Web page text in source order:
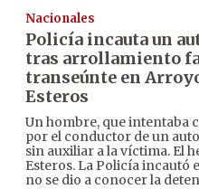
Nacionales
Policía incauta un
tras arrollamiento
transeúnte en
Esteros
Un hombre, que intentaba
por el conductor de un
sin auxiliar a la víctima. El
Esteros. La Policía
no se dio a conocer la